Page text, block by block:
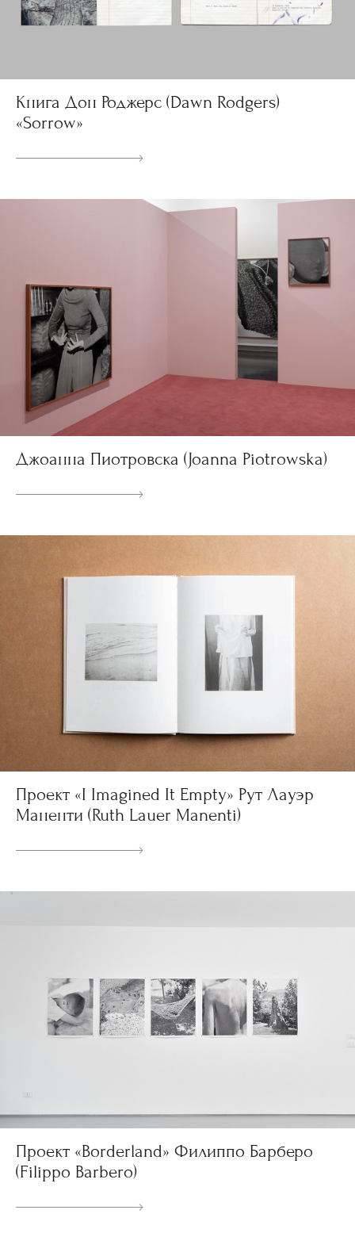
Книга Дон Роджерс (Dawn Rodgers)
«Sorrow»
Джоанна Пиотровска (Joanna Piotrowska)
Проект «I Imagined It Empty» Рут Лауэр
Маненти (Ruth Lauer Manenti)
Проект «Borderland» Филиппо Барберо
(Filippo Barbero)